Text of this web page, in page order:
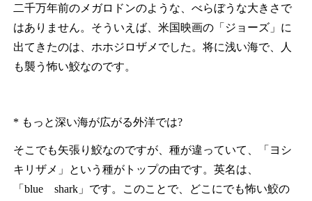
二千万年前のメガロドンのような、べらぼうな大きさで
はありません。そういえば、米国映画の「ジョーズ」に
出てきたのは、ホホジロザメでした。将に浅い海で、人
も襲う怖い鮫なのです。
* もっと深い海が広がる外洋では?
そこでも矢張り鮫なのですが、種が違っていて、「ヨシ
キリザメ」という種がトップの由です。英名は、
「blue shark」です。このことで、どこにでも怖い鮫の